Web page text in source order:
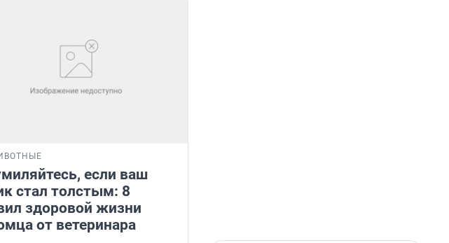
если ваш
стал толстым: 8
здоровой жизни
от ветеринара